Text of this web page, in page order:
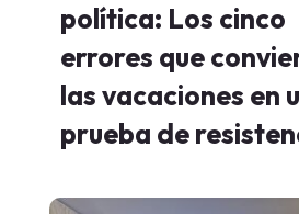
política: Los cinco
errores que
las vacaciones en
prueba de